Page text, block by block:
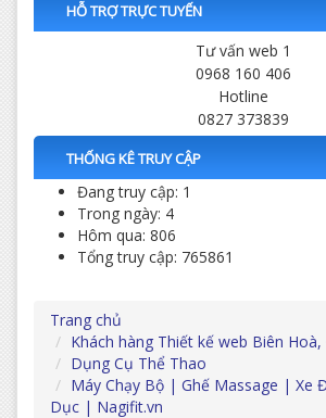
HỖ TRỢ TRỰC TUYẾN
Tư vấn web 1
0968 160 406
Hotline
0827 373839
THỐNG KÊ TRUY CẬP
Đang truy cập: 1
Trong ngày: 4
Hôm qua: 806
Tổng truy cập: 765861
Trang chủ
Khách hàng Thiết kế web Biên
Dụng Cụ Thể Thao
Máy Chạy Bộ | Ghế Massage | Xe
Dục | Nagifit.vn